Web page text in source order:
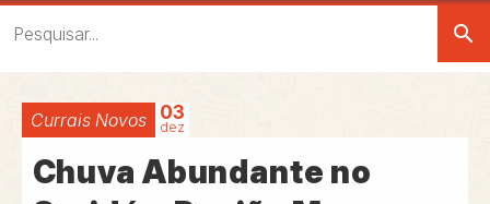
search
Currais Novos 03
dez
Chuva Abundante no